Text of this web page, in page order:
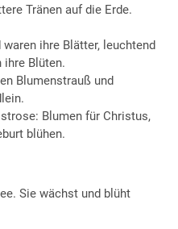
Tränen auf die Erde.
ihre Blätter, leuchtend
ihre Blüten.
Blumenstrauß und
Blumen für Christus,
blühen.
Sie wächst und blüht